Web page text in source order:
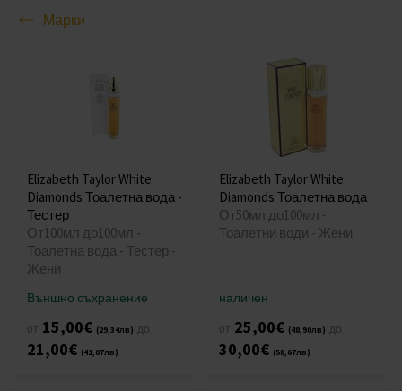
Марки
Elizabeth Taylor White
Diamonds Тоалетна вода -
Тестер
От100мл до100мл -
Тоалетна вода - Тестер -
Жени
Външно съхранение
от 15,00€ (29,34лв) до
21,00€ (41,07лв)
Elizabeth Taylor White
Diamonds Тоалетна вода
От50мл до100мл -
Тоалетни води - Жени
наличен
от 25,00€ (48,90лв) до
30,00€ (58,67лв)